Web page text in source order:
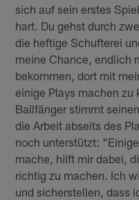
sich auf sein erstes
hart. Du gehst durch
die heftige Schufterei
meine Chance, endlich
bekommen, dort mit
einige Plays machen zu
Ballfänger stimmt
die Arbeit abseits des
noch unterstützt:
mache, hilft mir dabei,
richtig zu machen. Ich
und sicherstellen, dass